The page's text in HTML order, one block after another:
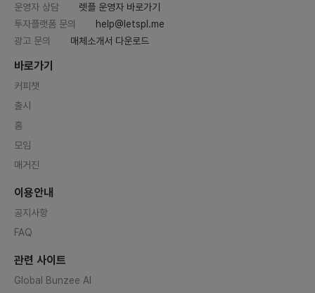
운영자 상담
렛플 운영자 바로가기
투자플랫폼 문의
help@letspl.me
광고 문의
매체소개서 다운로드
바로가기
커피챗
출시
홈
모임
매거진
이용안내
공지사항
FAQ
관련 사이트
Global Bunzee AI